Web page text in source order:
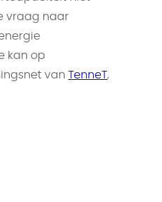
vraag naar
kan op
van TenneT,